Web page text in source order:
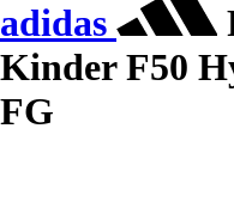
adidas
Kinder F50
FG